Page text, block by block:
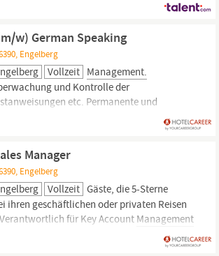
Testlösungen über den gesamten
Machbarkeitsstudie bis zur
w) German Speaking
Engelberg
Vollzeit Management.
und Kontrolle der
etc. Permanente und
von verkaufsfördernden
der Einhaltung der
Kassensystem) Führen des Logbuches
des
Manager
Engelberg
Vollzeit Gäste, die 5-Sterne
ihren geschäftlichen oder privaten Reisen
für Key Account Management
regionaler Verteilung, Sicherstellung von
Erreichen von persönlichen Zielen und